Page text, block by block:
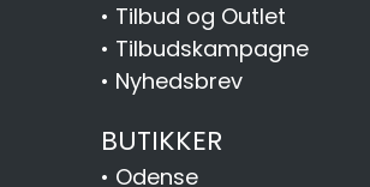
• Tilbud og Outlet
• Tilbudskampagne
• Nyhedsbrev
BUTIKKER
• Odense